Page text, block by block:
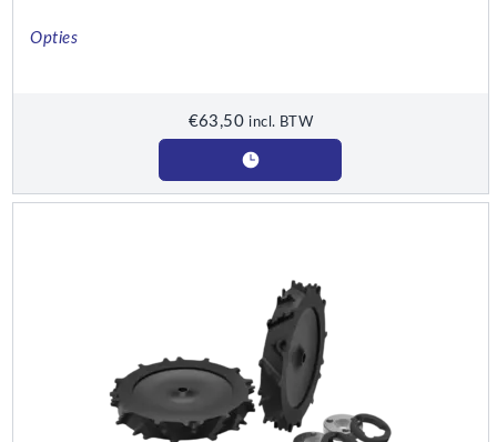
Opties
€63,50 incl. BTW